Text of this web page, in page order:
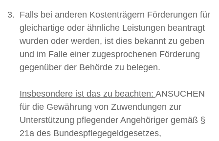
Falls bei anderen Kostenträgern Förderungen für
gleichartige oder ähnliche Leistungen beantragt
wurden oder werden, ist dies bekannt zu geben
und im Falle einer zugesprochenen Förderung
gegenüber der Behörde zu belegen.
Insbesondere ist das zu beachten: ANSUCHEN
für die Gewährung von Zuwendungen zur
Unterstützung pflegender Angehöriger gemäß §
21a des Bundespflegegeldgesetzes,